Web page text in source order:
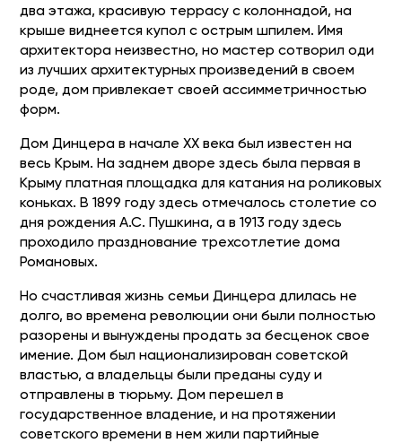
два этажа, красивую террасу с колоннадой, на
крыше виднеется купол с острым шпилем. Имя
архитектора неизвестно, но мастер сотворил оди
из лучших архитектурных произведений в своем
роде, дом привлекает своей ассимметричностью
форм.
Дом Динцера в начале XX века был известен на
весь Крым. На заднем дворе здесь была первая в
Крыму платная площадка для катания на роликовых
коньках. В 1899 году здесь отмечалось столетие со
дня рождения А.С. Пушкина, а в 1913 году здесь
проходило празднование трехсотлетие дома
Романовых.
Но счастливая жизнь семьи Динцера длилась не
долго, во времена революции они были полностью
разорены и вынуждены продать за бесценок свое
имение. Дом был национализирован советской
властью, а владельцы были преданы суду и
отправлены в тюрьму. Дом перешел в
государственное владение, и на протяжении
советского времени в нем жили партийные